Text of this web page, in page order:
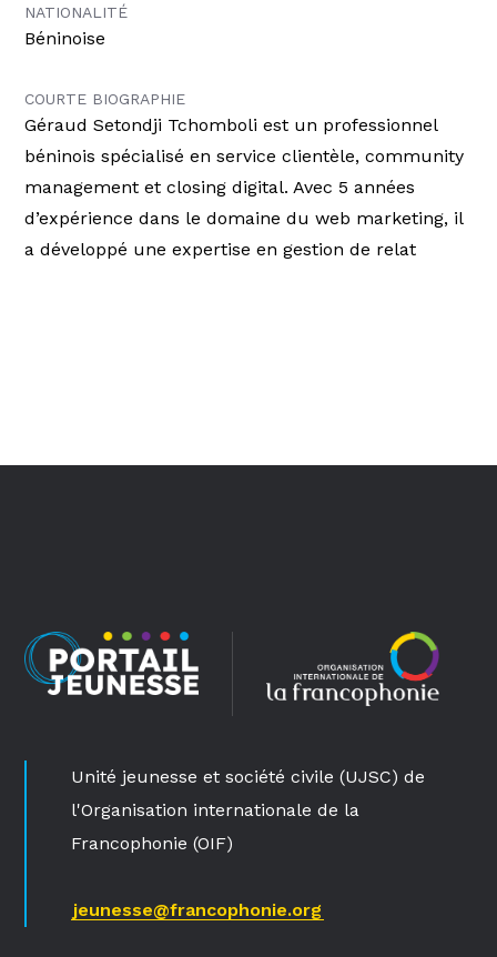
NATIONALITÉ
Béninoise
COURTE BIOGRAPHIE
Géraud Setondji Tchomboli est un professionnel
béninois spécialisé en service clientèle, community
management et closing digital. Avec 5 années
d’expérience dans le domaine du web marketing, il
a développé une expertise en gestion de relat
Unité jeunesse et société civile (UJSC) de
l'Organisation internationale de la
Francophonie (OIF)
jeunesse@francophonie.org